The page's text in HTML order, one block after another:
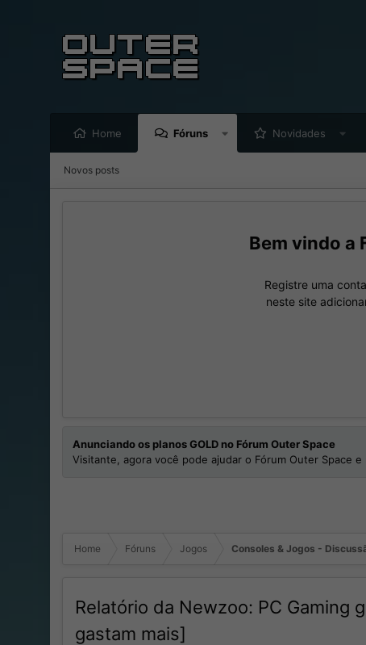
Home Fóruns Novidades
Novos posts
Registre uma
neste site
Anunciando os planos GOLD no Fórum Outer Space
Visitante, agora você pode ajudar o Fórum Outer Space
Home Fóruns Jogos Consoles & Jogos -
Relatório da Newzoo: PC
gastam mais]